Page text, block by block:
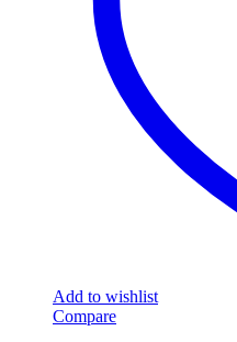
Add to wishlist
Compare